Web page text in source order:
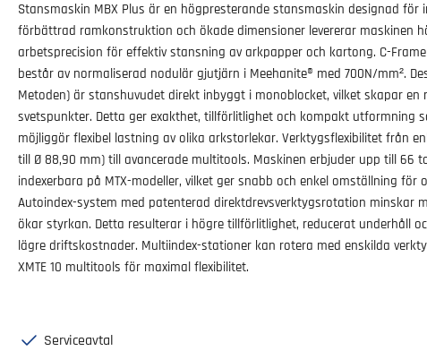
Stansmaskin MBX Plus är en högpresterande stansmaskin designad för
förbättrad ramkonstruktion och ökade dimensioner levererar maskinen
arbetsprecision för effektiv stansning av arkpapper och kartong. C-
består av normaliserad nodulär gjutjärn i Meehanite® med 700N/mm².
Metoden) är stanshuvudet direkt inbyggt i monoblocket, vilket skapar
svetspunkter. Detta ger exakthet, tillförlitlighet och kompakt utformning
möjliggör flexibel lastning av olika arkstorlekar. Verktygsflexibilitet från
till Ø 88,90 mm) till avancerade multitools. Maskinen erbjuder upp till 66
indexerbara på MTX-modeller, vilket ger snabb och enkel omställning för
Autoindex-system med patenterad direktdrevsverktygsrotation minskar
ökar styrkan. Detta resulterar i högre tillförlitlighet, reducerat underhåll
lägre driftskostnader. Multiindex-stationer kan rotera med enskilda
XMTE 10 multitools för maximal flexibilitet.
Serviceavtal